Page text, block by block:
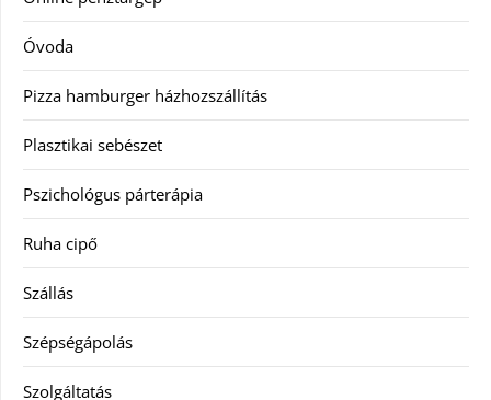
Óvoda
Pizza hamburger házhozszállítás
Plasztikai sebészet
Pszichológus párterápia
Ruha cipő
Szállás
Szépségápolás
Szolgáltatás